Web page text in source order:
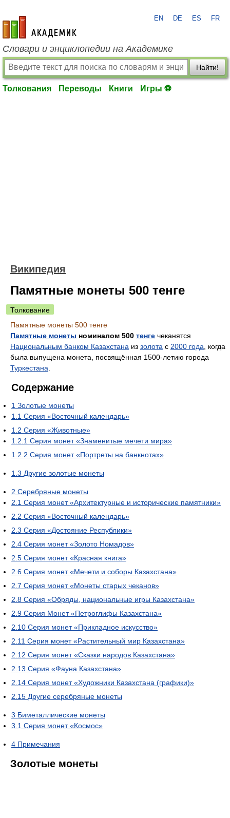
academic.ru
EN DE ES FR
Словари и энциклопедии на Академике
Найти!
Толкования Переводы Книги Игры ⚽
Википедия
Памятные монеты 500 тенге
Толкование
Памятные монеты 500 тенге
Памятные монеты номиналом 500 тенге чеканятся
Национальным банком Казахстана из золота с 2000 года , когда
была выпущена монета, посвящённая 1500-летию города
Туркестана
Содержание
1 Золотые монеты
1.1 Серия «Восточный календарь»
1.2 Серия «Животные»
1.2.1 Серия монет «Знаменитые мечети мира»
1.2.2 Серия монет «Портреты на банкнотах»
1.3 Другие золотые монеты
2 Серебряные монеты
2.1 Серия монет «Архитектурные и исторические памятники»
2.2 Серия «Восточный календарь»
2.3 Серия «Достояние Республики»
2.4 Серия монет «Золото Номадов»
2.5 Серия монет «Красная книга»
2.6 Серия монет «Мечети и соборы Казахстана»
2.7 Серия монет «Монеты старых чеканов»
2.8 Серия «Обряды, национальные игры Казахстана»
2.9 Серия Монет «Петроглифы Казахстана»
2.10 Серия монет «Прикладное искусство»
2.11 Серия монет «Растительный мир Казахстана»
2.12 Серия монет «Сказки народов Казахстана»
2.13 Серия «Фауна Казахстана»
2.14 Серия монет «Художники Казахстана (графики)»
2.15 Другие серебряные монеты
3 Биметаллические монеты
3.1 Серия монет «Космос»
4 Примечания
Золотые монеты